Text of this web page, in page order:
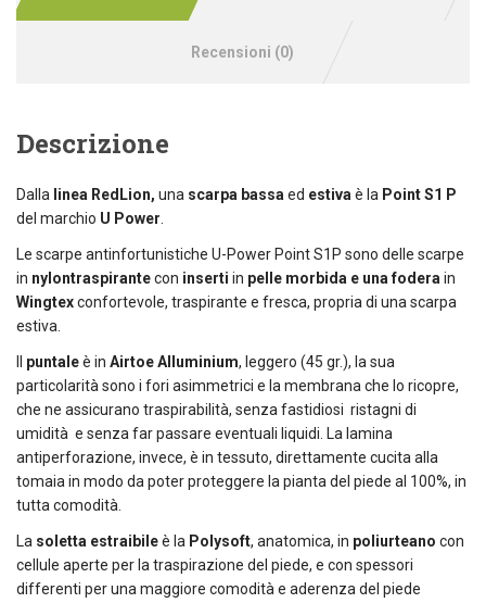
Recensioni (0)
Descrizione
Dalla linea RedLion, una scarpa bassa ed estiva è la Point S1 P
del marchio U Power
Le scarpe antinfortunistiche U-Power Point S1P sono delle scarpe
in nylontraspirantecon inserti in pelle morbida e una fodera in
Wingtexconfortevole, traspirante e fresca, propria di una scarpa
estiva.
puntaleè in Airtoe Alluminium, leggero (45 gr.), la sua
particolarità sono i fori asimmetrici e la membrana che lo ricopre,
che ne assicurano traspirabilità, senza fastidiosi ristagni di
umidità e senza far passare eventuali liquidi. La lamina
antiperforazione, invece, è in tessuto, direttamente cucita alla
tomaia in modo da poter proteggere la pianta del piede al 100%, in
tutta comodità.
La soletta estraibileè la Polysoft, anatomica, in poliurteano con
cellule aperte per la traspirazione del piede, e con spessori
differenti per una maggiore comodità e aderenza del piede